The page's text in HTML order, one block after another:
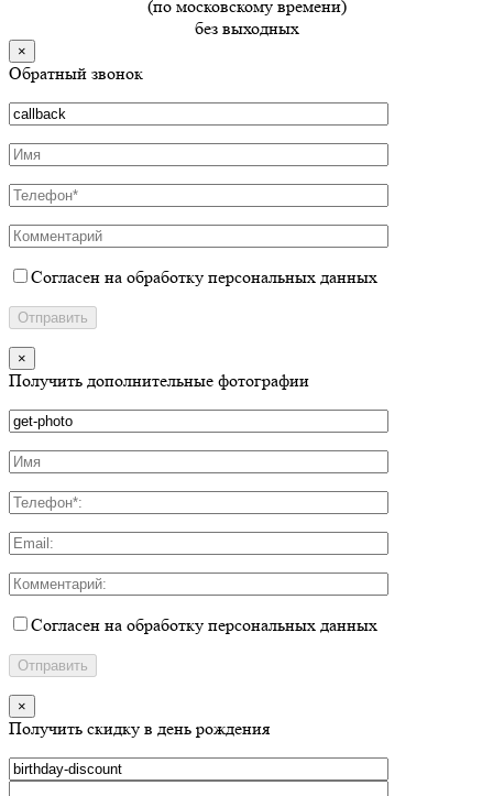
(по московскому времени)
без выходных
×
Обратный звонок
Согласен на обработку персональных данных
×
Получить дополнительные фотографии
Согласен на обработку персональных данных
×
Получить скидку в день рождения